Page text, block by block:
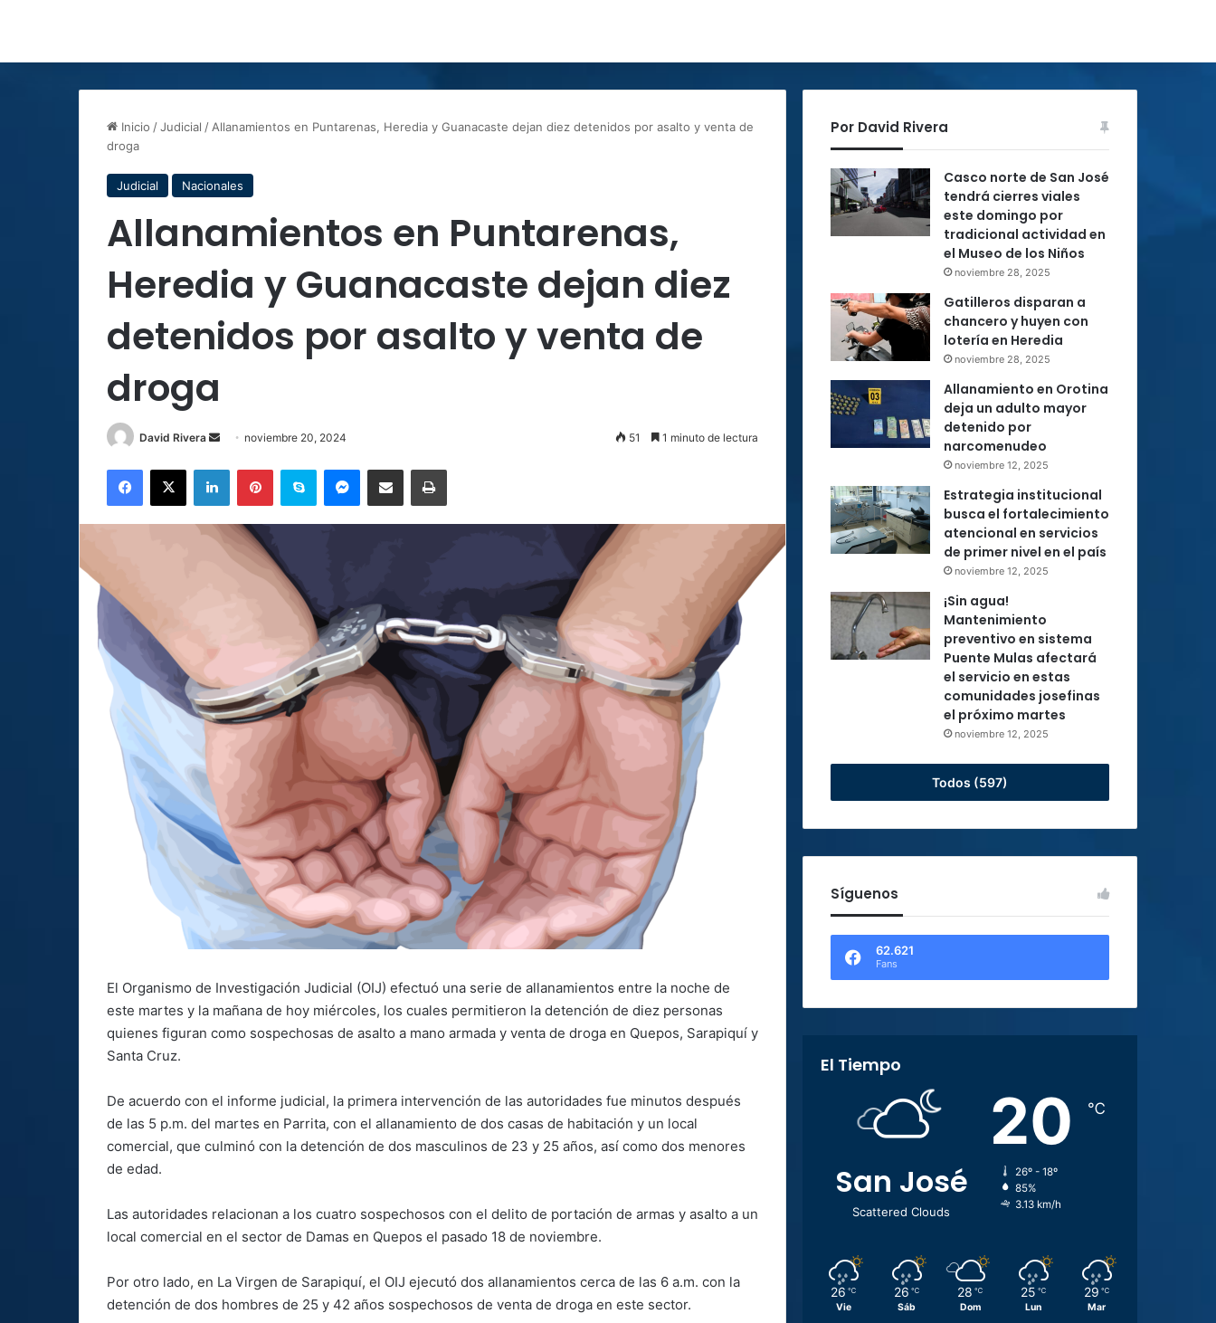
Inicio /Judicial / Allanamientos en Puntarenas, Heredia y Guanacaste dejan diez detenidos por asalto y venta de
droga
Judicial Nacionales
Allanamientos en Puntarenas,
Heredia y Guanacaste dejan diez
detenidos por asalto y venta de
droga
David Rivera
Send noviembre 20, 2024 51 1 minuto de lectura
Facebook
X LinkedInPinterestSkype MessengerCompartir por correo electrónicoImprimir
El Organismo de Investigación Judicial (OIJ) efectuó una serie de allanamientos entre la noche de
este martes y la mañana de hoy miércoles, los cuales permitieron la detención de diez personas
quienes figuran como sospechosas de asalto a mano armada y venta de droga en Quepos, Sarapiquí y
Santa Cruz.
De acuerdo con el informe judicial, la primera intervención de las autoridades fue minutos después
de las 5 p.m. del martes en Parrita, con el allanamiento de dos casas de habitación y un local
comercial, que culminó con la detención de dos masculinos de 23 y 25 años, así como dos menores
de edad.
Las autoridades relacionan a los cuatro sospechosos con el delito de portación de armas y asalto a un
local comercial en el sector de Damas en Quepos el pasado 18 de noviembre.
Por otro lado, en La Virgen de Sarapiquí, el OIJ ejecutó dos allanamientos cerca de las 6 a.m. con la
detención de dos hombres de 25 y 42 años sospechosos de venta de droga en este sector.
Por David Rivera
Casco norte de San José
tendrá cierres viales
este domingo por
tradicional actividad en
el Museo de los Niños
noviembre 28, 2025
Gatilleros disparan a
chancero y huyen con
lotería en Heredia
noviembre 28, 2025
Allanamiento en Orotina
deja un adulto mayor
detenido por
narcomenudeo
noviembre 12, 2025
Estrategia institucional
busca el fortalecimiento
atencional en servicios
de primer nivel en el país
noviembre 12, 2025
¡Sin agua!
Mantenimiento
preventivo en sistema
Puente Mulas afectará
el servicio en estas
comunidades josefinas
el próximo martes
noviembre 12, 2025
Todos (597)
Síguenos
62.621
Fans
El Tiempo
San José
Scattered Clouds
20 ℃
26º - 18º
85%
3.13 km/h
26 ℃
Vie
26 ℃
Sáb
28 ℃
Dom
25 ℃
Lun
29 ℃
Mar